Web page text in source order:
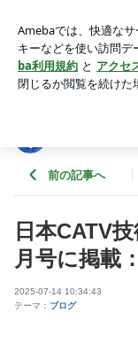
ナ工事（株） | 東京
アプリをダウンロー
ょう。
前の記事へ
日本CATV
月号に掲載
2025-07-14 10:34:43
テーマ： ブログ